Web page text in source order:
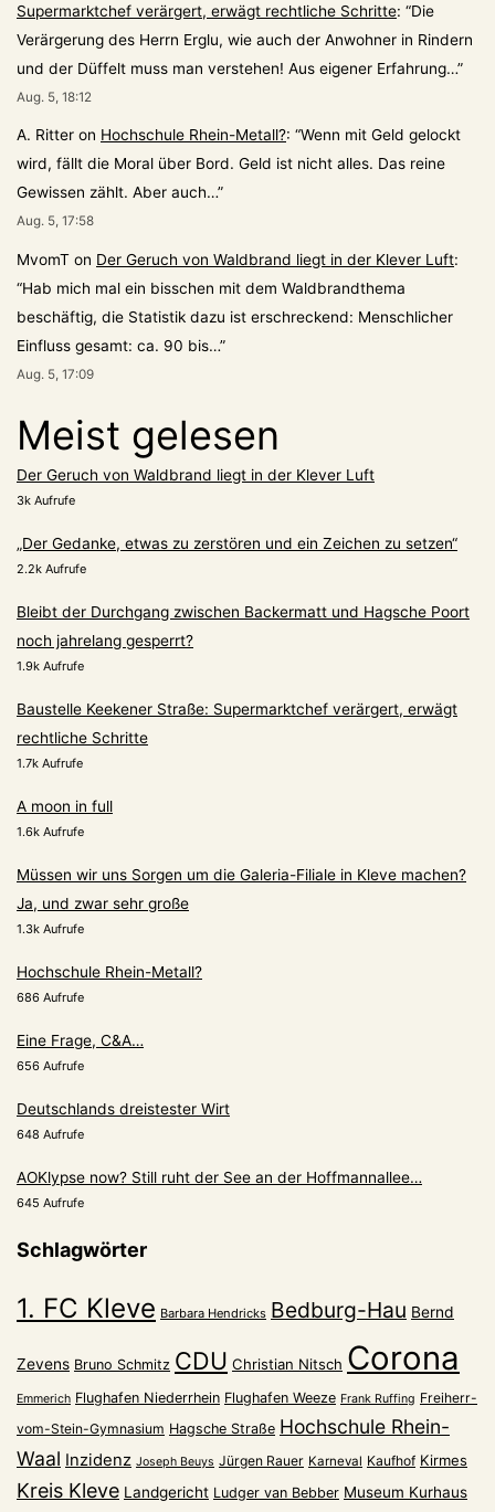
Supermarktchef verärgert, erwägt rechtliche Schritte: “Die
Verärgerung des Herrn Erglu, wie auch der Anwohner in Rindern
und der Düffelt muss man verstehen! Aus eigener Erfahrung…”
Aug. 5, 18:12
A. Ritter on Hochschule Rhein-Metall?: “Wenn mit Geld gelockt
wird, fällt die Moral über Bord. Geld ist nicht alles. Das reine
Gewissen zählt. Aber auch…”
Aug. 5, 17:58
MvomT on Der Geruch von Waldbrand liegt in der Klever Luft:
“Hab mich mal ein bisschen mit dem Waldbrandthema
beschäftig, die Statistik dazu ist erschreckend: Menschlicher
Einfluss gesamt: ca. 90 bis…”
Aug. 5, 17:09
Meist gelesen
Der Geruch von Waldbrand liegt in der Klever Luft
3k Aufrufe
„Der Gedanke, etwas zu zerstören und ein Zeichen zu setzen“
2.2k Aufrufe
Bleibt der Durchgang zwischen Backermatt und Hagsche Poort
noch jahrelang gesperrt?
1.9k Aufrufe
Baustelle Keekener Straße: Supermarktchef verärgert, erwägt
rechtliche Schritte
1.7k Aufrufe
A moon in full
1.6k Aufrufe
Müssen wir uns Sorgen um die Galeria-Filiale in Kleve machen?
Ja, und zwar sehr große
1.3k Aufrufe
Hochschule Rhein-Metall?
686 Aufrufe
Eine Frage, C&A…
656 Aufrufe
Deutschlands dreistester Wirt
648 Aufrufe
AOKlypse now? Still ruht der See an der Hoffmannallee…
645 Aufrufe
Schlagwörter
1. FC Kleve Barbara Hendricks Bedburg-Hau Bernd
Zevens Bruno Schmitz CDU Christian Nitsch Corona
Emmerich Flughafen Niederrhein Flughafen Weeze Frank Ruffing Freiherr-
vom-Stein-Gymnasium Hagsche Straße Hochschule Rhein-
Waal Inzidenz Joseph Beuys Jürgen Rauer Karneval Kaufhof Kirmes
Kreis Kleve Landgericht Ludger van Bebber Museum Kurhaus